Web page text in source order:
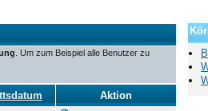
. Um zum Beispiel alle Benutzer zu
Aktion